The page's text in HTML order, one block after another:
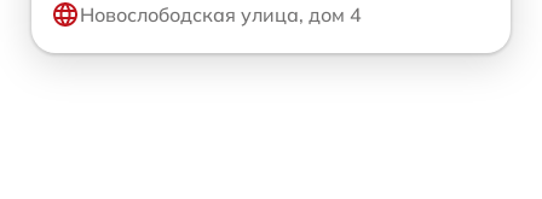
Новослободская улица, дом 4